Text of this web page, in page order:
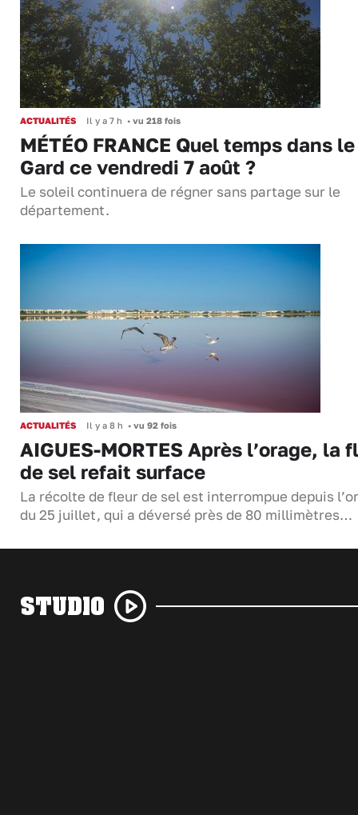
ACTUALITÉS Il y a 7 h • vu 218 fois
MÉTÉO FRANCE Quel temps dans le
Gard ce vendredi 7 août ?
Le soleil continuera de régner sans partage sur le
département.
ACTUALITÉS Il y a 8 h • vu 92 fois
AIGUES-MORTES Après l’orage, la
de sel refait surface
La récolte de fleur de sel est interrompue depuis
du 25 juillet, qui a déversé près de 80 millimètres…
STUDIO